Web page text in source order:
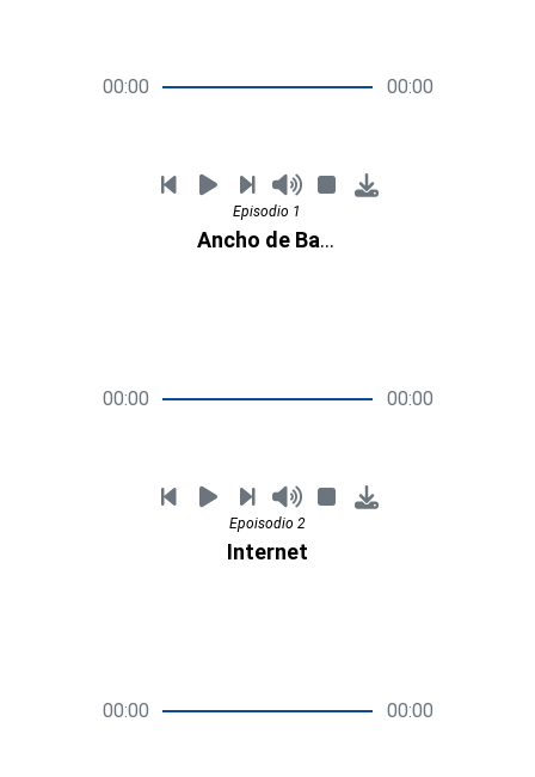
00:00 00:00
Episodio 1
Ancho de Banda
00:00 00:00
Epoisodio 2
Internet
00:00 00:00